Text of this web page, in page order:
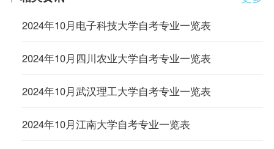
2024年10月电子科技大学自考专业一览表
2024年10月四川农业大学自考专业一览表
2024年10月武汉理工大学自考专业一览表
2024年10月江南大学自考专业一览表